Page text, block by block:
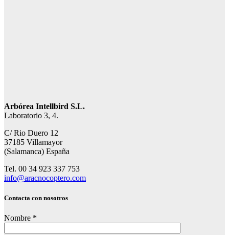
Arbórea Intellbird S.L.
Laboratorio 3, 4.
C/ Rio Duero 12
37185 Villamayor
(Salamanca) España
Tel. 00 34 923 337 753
info@aracnocoptero.com
Contacta con nosotros
Nombre *